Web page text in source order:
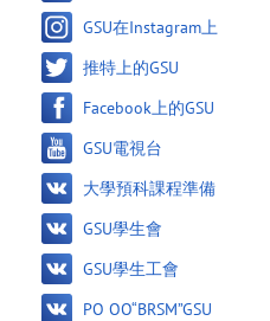
GSU在Instagram上
推特上的GSU
Facebook上的GSU
GSU電視台
大學預科課程準備
GSU學生會
GSU學生工會
PO OO“BRSM”GSU